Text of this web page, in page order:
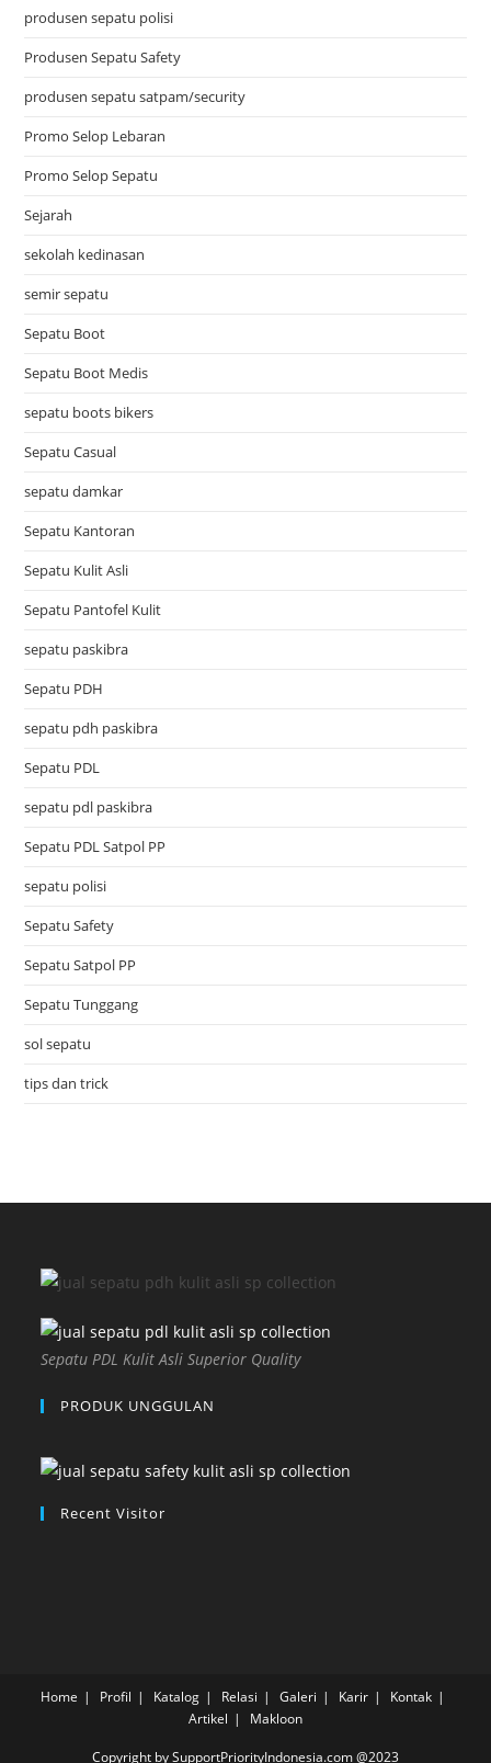
produsen sepatu polisi
Produsen Sepatu Safety
produsen sepatu satpam/security
Promo Selop Lebaran
Promo Selop Sepatu
Sejarah
sekolah kedinasan
semir sepatu
Sepatu Boot
Sepatu Boot Medis
sepatu boots bikers
Sepatu Casual
sepatu damkar
Sepatu Kantoran
Sepatu Kulit Asli
Sepatu Pantofel Kulit
sepatu paskibra
Sepatu PDH
sepatu pdh paskibra
Sepatu PDL
sepatu pdl paskibra
Sepatu PDL Satpol PP
sepatu polisi
Sepatu Safety
Sepatu Satpol PP
Sepatu Tunggang
sol sepatu
tips dan trick
Sepatu PDL Kulit Asli Superior Quality
PRODUK UNGGULAN
Recent Visitor
Home Profil Katalog Relasi Galeri Karir
Kontak
Artikel
Makloon
Copyright by SupportPriorityIndonesia.com @2023